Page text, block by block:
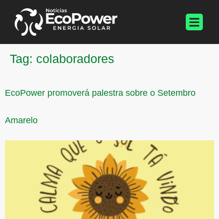
Tag: colaboradores
EcoPower promoverá palestra sobre o Setembro
Amarelo